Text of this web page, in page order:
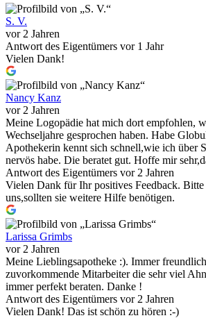
S. V.
vor 2 Jahren
Antwort des Eigentümers vor 1 Jahr
Vielen Dank!
Nancy Kanz
vor 2 Jahren
Meine Logopädie hat mich dort empfohlen,
Wechseljahre gesprochen haben. Habe
Apothekerin kennt sich schnell,wie ich über
nervös habe. Die beratet gut. Hoffe mir
Antwort des Eigentümers vor 2 Jahren
Vielen Dank für Ihr positives Feedback. Bitte
uns,sollten sie weitere Hilfe benötigen.
Larissa Grimbs
vor 2 Jahren
Meine Lieblingsapotheke :). Immer
zuvorkommende Mitarbeiter die sehr viel
immer perfekt beraten. Danke !
Antwort des Eigentümers vor 2 Jahren
Vielen Dank! Das ist schön zu hören :-)